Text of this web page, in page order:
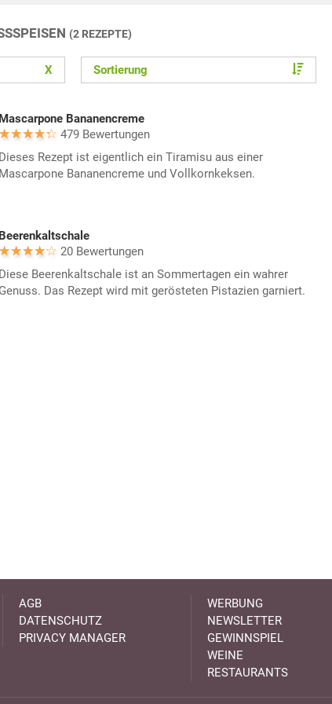
(2 REZEPTE)
X Sortierung
Mascarpone Bananencreme
479 Bewertungen
Dieses Rezept ist eigentlich ein Tiramisu aus einer
Mascarpone Bananencreme und Vollkornkeksen.
Beerenkaltschale
20 Bewertungen
Diese Beerenkaltschale ist an Sommertagen ein wahrer
Genuss. Das Rezept wird mit gerösteten Pistazien garniert.
AGB
DATENSCHUTZ
PRIVACY MANAGER
WERBUNG
NEWSLETTER
GEWINNSPIEL
WEINE
RESTAURANTS